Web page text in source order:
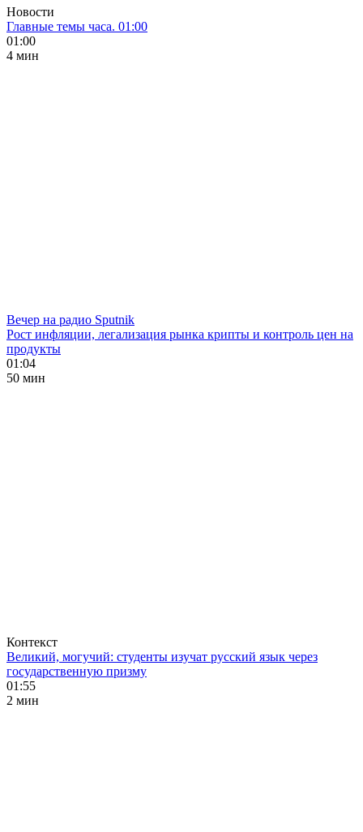
Новости
Главные темы часа. 01:00
01:00
4 мин
Вечер на радио Sputnik
Рост инфляции, легализация рынка крипты и контроль цен на
продукты
01:04
50 мин
Контекст
Великий, могучий: студенты изучат русский язык через
государственную призму
01:55
2 мин